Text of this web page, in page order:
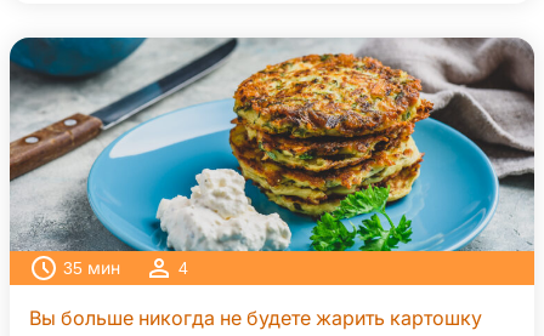
35 мин 4
Вы больше никогда не будете жарить картошку